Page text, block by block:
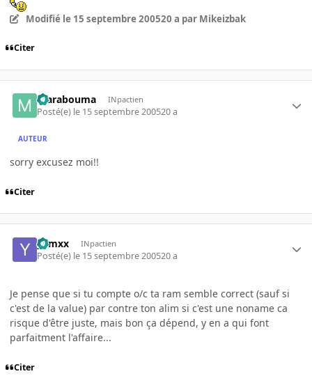
Modifié le 15 septembre 200520 a par Mikeizbak
Citer
marabouma INpactien
Posté(e) le 15 septembre 200520 a
AUTEUR
sorry excusez moi!!
Citer
yamxx INpactien
Posté(e) le 15 septembre 200520 a
Je pense que si tu compte o/c ta ram semble correct (sauf si
c'est de la value) par contre ton alim si c'est une noname ca
risque d'être juste, mais bon ça dépend, y en a qui font
parfaitment l'affaire...
Citer